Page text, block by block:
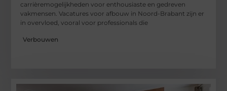
carrièremogelijkheden voor enthousiaste en gedreven
vakmensen. Vacatures voor afbouw in Noord-Brabant zijn er
in overvloed, vooral voor professionals die
Verbouwen